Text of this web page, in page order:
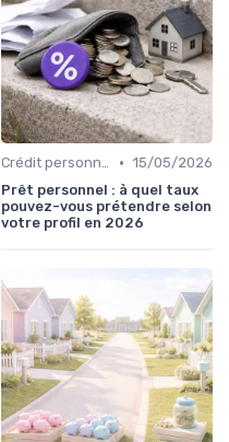
Crédit personnel • 15/05/2026
Prêt personnel : à quel taux
pouvez-vous prétendre selon
votre profil en 2026